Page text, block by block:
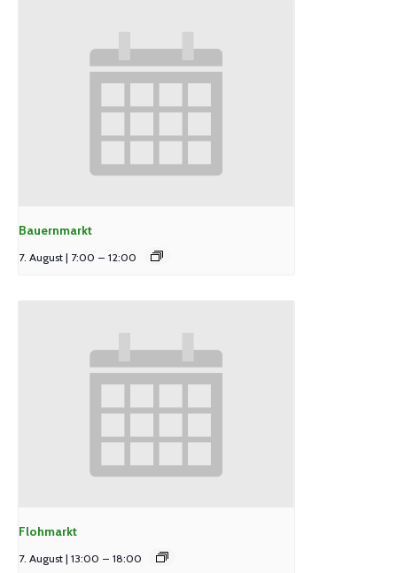
Bauernmarkt
7. August | 7:00 – 12:00
Flohmarkt
7. August | 13:00 – 18:00